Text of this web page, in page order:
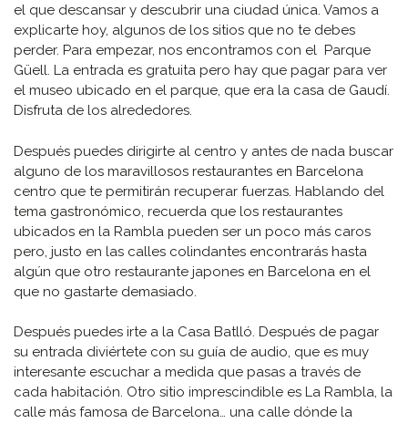
el que descansar y descubrir una ciudad única. Vamos a
explicarte hoy, algunos de los sitios que no te debes
perder. Para empezar, nos encontramos con el Parque
Güell. La entrada es gratuita pero hay que pagar para ver
el museo ubicado en el parque, que era la casa de Gaudí.
Disfruta de los alrededores.
Después puedes dirigirte al centro y antes de nada buscar
alguno de los maravillosos restaurantes en Barcelona
centro que te permitirán recuperar fuerzas. Hablando del
tema gastronómico, recuerda que los restaurantes
ubicados en la Rambla pueden ser un poco más caros
pero, justo en las calles colindantes encontrarás hasta
algún que otro restaurante japones en Barcelona en el
que no gastarte demasiado.
Después puedes irte a la Casa Batlló. Después de pagar
su entrada diviértete con su guía de audio, que es muy
interesante escuchar a medida que pasas a través de
cada habitación. Otro sitio imprescindible es La Rambla, la
calle más famosa de Barcelona… una calle dónde la